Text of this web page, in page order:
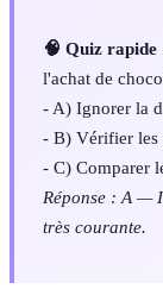
🧠 Quiz rapide
l'achat de
- A) Ignorer la
- B) Vérifier les
- C) Comparer
Réponse : A —
très courante.